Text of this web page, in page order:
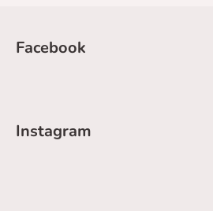
Facebook
Instagram